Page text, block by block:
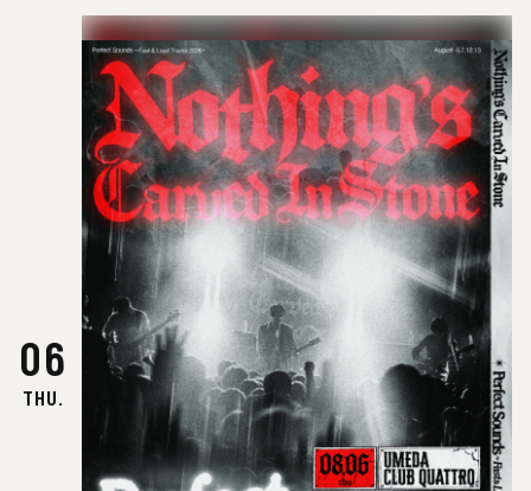
06
THU.